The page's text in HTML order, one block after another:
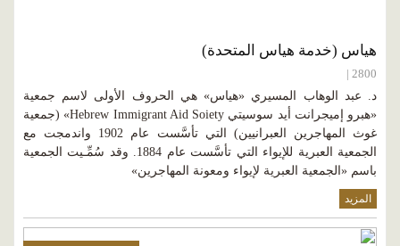
هياس (خدمة هياس المتحدة)
2800 |
د. عبد الوهاب المسيري «هياس» هي الحروف الأولى لاسم جمعية
«هبرو إميجرانت أيد سوسيتي Hebrew Immigrant Aid Soiety» (جمعية
غوث المهاجرين العبرانيين) التي تأسَّست عام 1902 واندمجت مع
الجمعية العبرية للإيواء التي تأسَّست عام 1884. وقد سُمِّـيت الجمعية
باسم «الجمعية العبرية لإيواء ومعونة المهاجرين»
المزيد